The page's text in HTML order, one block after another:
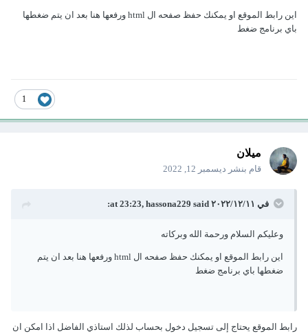
اين رابط الموقع او يمكنك حفظ صفحه ال html ورفعها هنا بعد ان يتم ضغطها
باي برنامج ضغط
ميلان
قام بنشر ديسمبر 12, 2022
في ١١‏/١٢‏/٢٠٢٢ at 23:23, hassona229said:
وعليكم السلام ورحمة الله وبركاته
اين رابط الموقع او يمكنك حفظ صفحه ال html ورفعها هنا بعد ان يتم
ضغطها باي برنامج ضغط
رابط الموقع يحتاج إلى تسجيل دخول بحساب لذلك استاذي الفاضل اذا امكن ان